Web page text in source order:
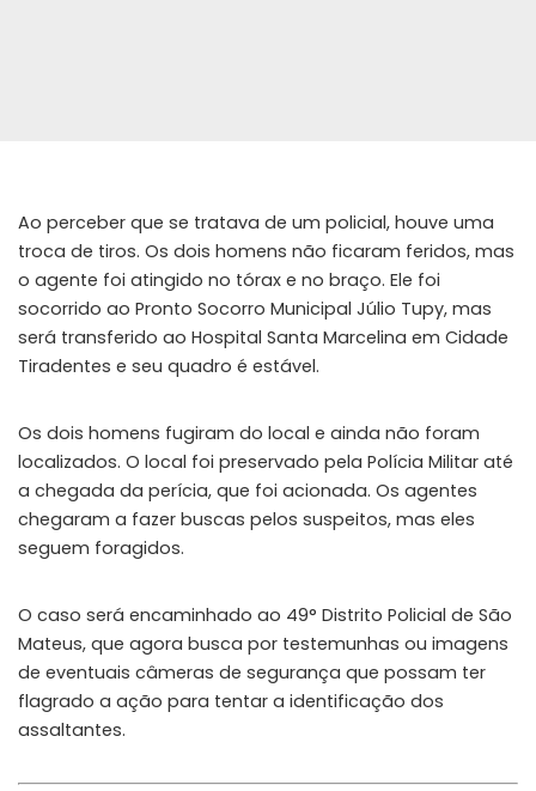
Ao perceber que se tratava de um policial, houve uma
troca de tiros. Os dois homens não ficaram feridos, mas
o agente foi atingido no tórax e no braço. Ele foi
socorrido ao Pronto Socorro Municipal Júlio Tupy, mas
será transferido ao Hospital Santa Marcelina em Cidade
Tiradentes e seu quadro é estável.
Os dois homens fugiram do local e ainda não foram
localizados. O local foi preservado pela Polícia Militar até
a chegada da perícia, que foi acionada. Os agentes
chegaram a fazer buscas pelos suspeitos, mas eles
seguem foragidos.
O caso será encaminhado ao 49° Distrito Policial de São
Mateus, que agora busca por testemunhas ou imagens
de eventuais câmeras de segurança que possam ter
flagrado a ação para tentar a identificação dos
assaltantes.